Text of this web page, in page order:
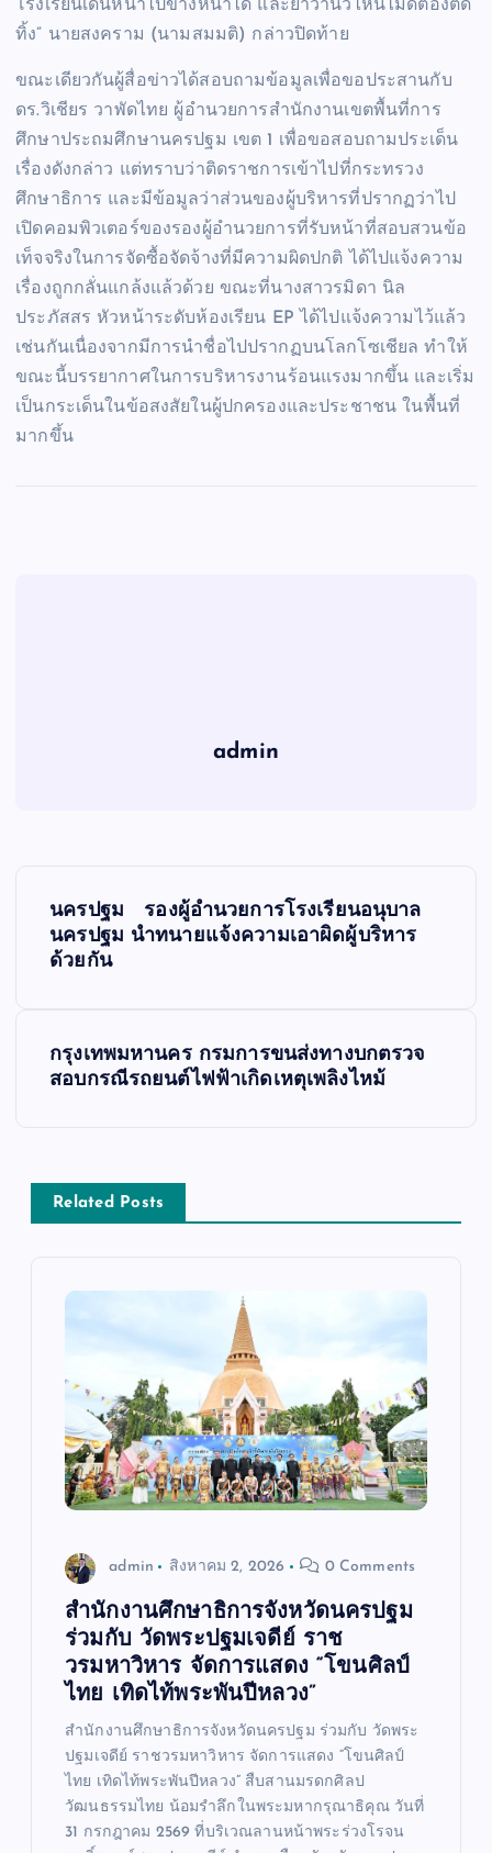
โรงเรียนเดินหน้าไปข้างหน้าได้ และย้ำว่านิ้วไหนไม่ดีต้องตัด
ทิ้ง” นายสงคราม (นามสมมติ) กล่าวปิดท้าย
ขณะเดียวกันผู้สื่อข่าวได้สอบถามข้อมูลเพื่อขอประสานกับ
ดร.วิเชียร วาพัดไทย ผู้อำนวยการสำนักงานเขตพื้นที่การ
ศึกษาประถมศึกษานครปฐม เขต 1 เพื่อขอสอบถามประเด็น
เรื่องดังกล่าว แต่ทราบว่าติดราชการเข้าไปที่กระทรวง
ศึกษาธิการ และมีข้อมูลว่าส่วนของผู้บริหารที่ปรากฏว่าไป
เปิดคอมพิวเตอร์ของรองผู้อำนวยการที่รับหน้าที่สอบสวนข้อ
เท็จจริงในการจัดซื้อจัดจ้างที่มีความผิดปกติ ได้ไปแจ้งความ
เรื่องถูกกลั่นแกล้งแล้วด้วย ขณะที่นางสาวรมิดา นิล
ประภัสสร หัวหน้าระดับห้องเรียน EP ได้ไปแจ้งความไว้แล้ว
เช่นกันเนื่องจากมีการนำชื่อไปปรากฏบนโลกโซเชียล ทำให้
ขณะนี้บรรยากาศในการบริหารงานร้อนแรงมากขึ้น และเริ่ม
เป็นกระเด็นในข้อสงสัยในผู้ปกครองและประชาชน ในพื้นที่
มากขึ้น
admin
นำ
ง
นครปฐม รองผู้อำนวยการโรงเรียนอนุบาล
นครปฐม นำทนายแจ้งความเอาผิดผู้บริหาร
ด้วยกัน
กรุงเทพมหานคร กรมการขนส่งทางบกตรวจ
สอบกรณีรถยนต์ไฟฟ้าเกิดเหตุเพลิงไหม้
Related Posts
admin สิงหาคม 2, 2026 0 Comments
สำนักงานศึกษาธิการจังหวัดนครปฐม
ร่วมกับ วัดพระปฐมเจดีย์ ราช
วรมหาวิหาร จัดการแสดง “โขนศิลป์
ไทย เทิดไท้พระพันปีหลวง”
สำนักงานศึกษาธิการจังหวัดนครปฐม ร่วมกับ วัดพระ
ปฐมเจดีย์ ราชวรมหาวิหาร จัดการแสดง “โขนศิลป์
ไทย เทิดไท้พระพันปีหลวง” สืบสานมรดกศิลป
วัฒนธรรมไทย น้อมรำลึกในพระมหากรุณาธิคุณ วันที่
31 กรกฎาคม 2569 ที่บริเวณลานหน้าพระร่วงโรจน